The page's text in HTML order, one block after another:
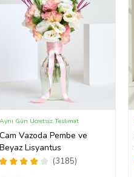
Cam Vazoda Pembe ve
Beyaz Lisyantus
(3185)
Aynı Gün Ücretsiz Teslimat